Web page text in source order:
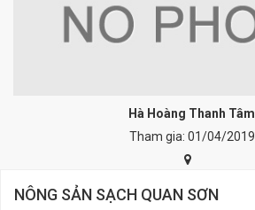
Hà Hoàng Thanh Tâm
Tham gia: 01/04/2019
NÔNG SẢN SẠCH QUAN SƠN